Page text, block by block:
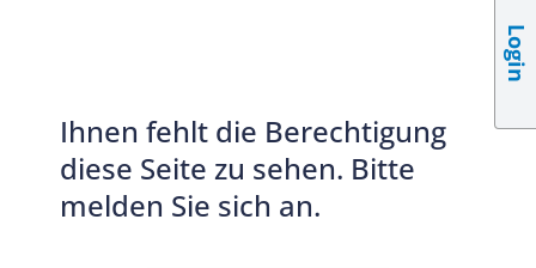
Ihnen fehlt die Berechtigung
diese Seite zu sehen. Bitte
melden Sie sich an.
Login